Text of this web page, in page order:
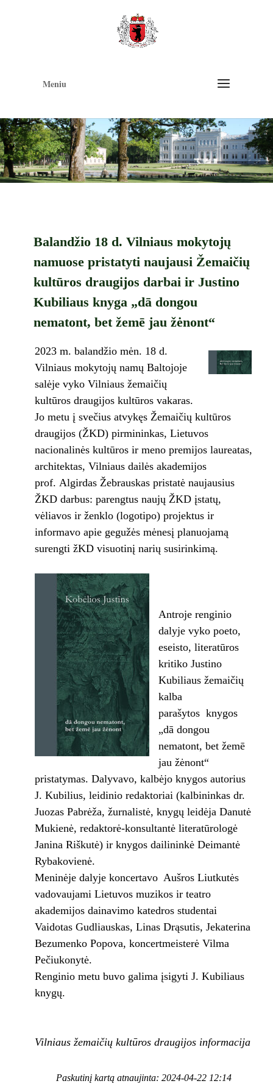
Meniu
Balandžio 18 d. Vilniaus mokytojų
namuose pristatyti naujausi Žemaičių
kultūros draugijos darbai ir Justino
Kubiliaus knyga „dā dongou
nematont, bet žemē jau žėnont“
2023 m. balandžio mėn. 18 d.
Vilniaus mokytojų namų Baltojoje
salėje vyko Vilniaus žemaičių
kultūros draugijos kultūros vakaras.
Jo metu į svečius atvykęs Žemaičių kultūros
draugijos (ŽKD) pirmininkas, Lietuvos
nacionalinės kultūros ir meno premijos laureatas,
architektas, Vilniaus dailės akademijos
prof. Algirdas Žebrauskas pristatė naujausius
ŽKD darbus: parengtus naujų ŽKD įstatų,
vėliavos ir ženklo (logotipo) projektus ir
informavo apie gegužės mėnesį planuojamą
surengti žKD visuotinį narių susirinkimą.
Antroje renginio
dalyje vyko poeto,
eseisto, literatūros
kritiko Justino
Kubiliaus žemaičių
kalba
parašytos knygos
„dā dongou
nematont, bet žemē
jau žėnont“
pristatymas. Dalyvavo, kalbėjo knygos autorius
J. Kubilius, leidinio redaktoriai (kalbininkas dr.
Juozas Pabrėža, žurnalistė, knygų leidėja Danutė
Mukienė, redaktorė-konsultantė literatūrologė
Janina Riškutė) ir knygos dailininkė Deimantė
Rybakovienė.
Meninėje dalyje koncertavo Aušros Liutkutės
vadovaujami Lietuvos muzikos ir teatro
akademijos dainavimo katedros studentai
Vaidotas Gudliauskas, Linas Drąsutis, Jekaterina
Bezumenko Popova, koncertmeisterė Vilma
Pečiukonytė.
Renginio metu buvo galima įsigyti J. Kubiliaus
knygų.
Vilniaus žemaičių kultūros draugijos informacija
Paskutinį kartą atnaujinta: 2024-04-22 12:14